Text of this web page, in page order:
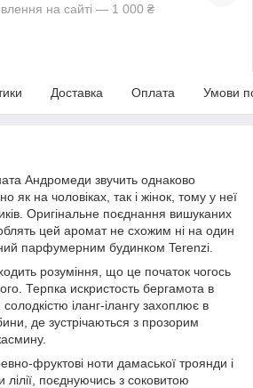
на сайті — 1 000 ₴
Доставка Оплата Умови
Андромеди звучить однаково
як на чоловіках, так і жінок, тому у неї
Оригінальне поєднання вишуканих
цей аромат не схожим ні на один
парфумерним будинком Terenzi.
розуміння, що це початок чогось
Терпка искристость бергамота в
іланг-ілангу захоплює в
де зустрічаються з прозорим
фруктові ноти дамаської троянди і
лілії, поєднуючись з соковитою